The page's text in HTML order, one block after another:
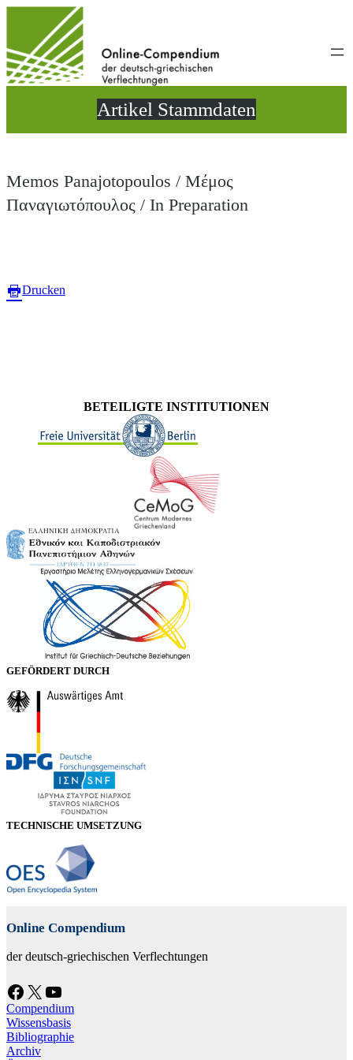
wechseln
Artikel Stammdaten
Memos Panajotopoulos / Μέμος
Παναγιωτόπουλος / In Preparation
Drucken
BETEILIGTE INSTITUTIONEN
GEFÖRDERT DURCH
TECHNISCHE UMSETZUNG
Online Compendium
der deutsch-griechischen Verflechtungen
Facebook X YouTube
Compendium
Wissensbasis
Bibliographie
Archiv